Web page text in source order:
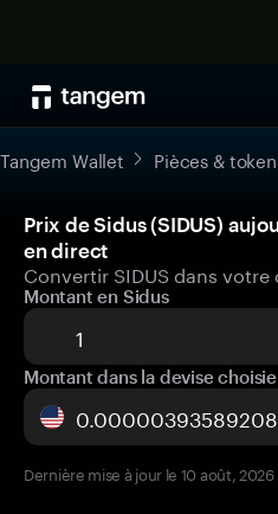
Tangem Wallet Pièces &
Prix de Sidus (SIDUS)
en direct
Convertir SIDUS dans votre
Montant en Sidus
Montant dans la devise choisie
Dernière mise à jour le 10 août,